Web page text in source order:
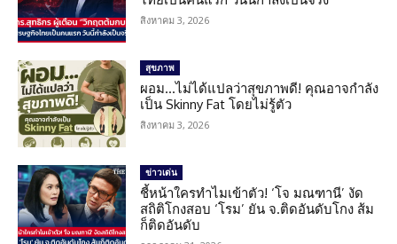
สิงหาคม 3, 2026
สุขภาพ
ผอม…ไม่ได้แปลว่าสุขภาพดี! คุณอาจกำลัง
เป็น Skinny Fat โดยไม่รู้ตัว
สิงหาคม 3, 2026
ข่าวเด่น
ชี้หน้าใครทำไมเข้าตัว! ‘โจ มณฑานี’ งัด
สถิติโกงสอบ ‘โรม’ ยัน จ.ติดอันดับโกง ส้ม
ก็ติดอันดับ